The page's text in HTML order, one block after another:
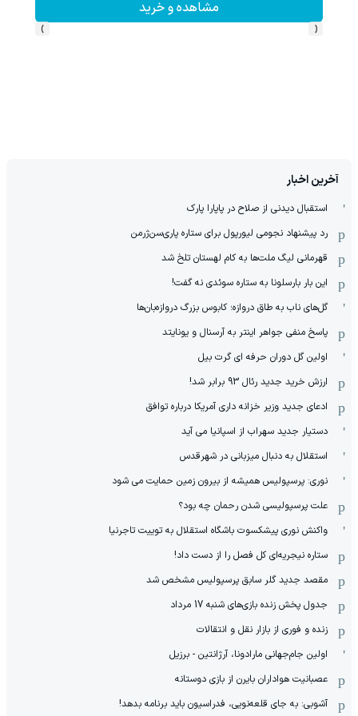
مشاهده و خرید
‹
›
آخرین اخبار
استقبال دیدنی از صلاح در پاپارا پارک
رد پیشنهاد نجومی لیورپول برای ستاره پاری‌سن‌ژرمن
قهرمانی لیگ ملت‌ها به کام لهستان تلخ شد
این بار بارسلونا به ستاره سوئدی نه گفت!
گل‌های ناب به طاق دروازه؛ کابوس بزرگ دروازه‌بان‌ها
پاسخ منفی جواهر اینتر به آرسنال و یونایتد
اولین گل دوران حرفه ای گرت بیل
ارزش خرید جدید رئال 93 برابر شد!
ادعای جدید وزیر خزانه داری آمریکا درباره توافق
دستیار جدید سهراب از اسپانیا می آید
استقلال به دنبال میزبانی در شهرقدس
نوری: پرسپولیس همیشه از بیرون زمین حمایت می شود
علت پرسپولیسی شدن رحمان چه بود؟
واکنش نوری پیشکسوت باشگاه استقلال به توییت تاجرنیا
ستاره نیجریه‌ای کل فصل را از دست داد!
مقصد جدید گلر سابق پرسپولیس مشخص شد
جدول پخش زنده بازی‌های شنبه 17 مرداد
زنده و فوری از بازار نقل و انتقالات
اولین جام‌جهانی مارادونا، آرژانتین - برزیل
عصبانیت هواداران بایرن از بازی دوستانه
آشوبی: به جای قلعه‌نویی، فدراسیون باید برنامه بدهد!